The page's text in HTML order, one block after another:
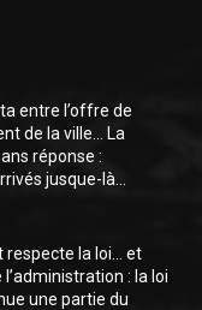
entre l’offre de
de la ville… La
réponse :
jusque-là...
respecte la loi… et
: la loi
une partie du